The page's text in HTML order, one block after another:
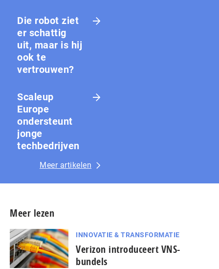
Die robot ziet
er schattig
uit, maar is hij
ook te
vertrouwen?
Scaleup
Europe
ondersteunt
jonge
techbedrijven
Meer artikelen
Meer lezen
INNOVATIE & TRANSFORMATIE
Verizon introduceert VNS-
bundels